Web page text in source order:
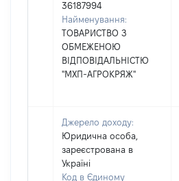
36187994
Найменування:
ТОВАРИСТВО З
ОБМЕЖЕНОЮ
ВІДПОВІДАЛЬНІСТЮ
"МХП-АГРОКРЯЖ"
Джерело доходу:
Юридична особа,
зареєстрована в
Україні
Код в Єдиному